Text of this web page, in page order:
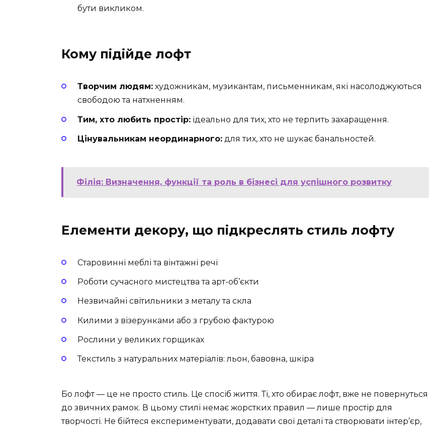
бути викликом.
Кому підійде лофт
Творчим людям: художникам, музикантам, письменникам, які насолоджуються
свободою та натхненням.
Тим, хто любить простір: ідеально для тих, хто не терпить захаращення.
Цінувальникам неординарного: для тих, хто не шукає банальностей.
Філія: Визначення, функції та роль в бізнесі для успішного розвитку
Елементи декору, що підкреслять стиль лофту
Старовинні меблі та вінтажні речі
Роботи сучасного мистецтва та арт-об’єкти
Незвичайні світильники з металу та скла
Килими з візерунками або з грубою фактурою
Рослини у великих горщиках
Текстиль з натуральних матеріалів: льон, бавовна, шкіра
Бо лофт — це не просто стиль. Це спосіб життя. Ті, хто обирає лофт, вже не повернуться
до звичних рамок. В цьому стилі немає жорстких правил — лише простір для
творчості. Не бійтеся експериментувати, додавати свої деталі та створювати інтер’єр,